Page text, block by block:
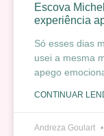
Escova
experiência
Só esses dias
usei a mesma
apego
CONTINUAR
Andreza Goulart